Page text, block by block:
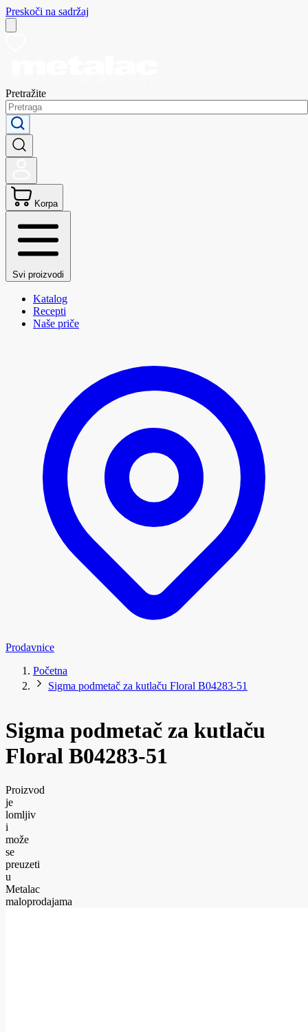
Preskoči na sadržaj
Pretražite
Korpa
Svi proizvodi
Katalog
Recepti
Naše priče
Prodavnice
Početna
Sigma podmetač za kutlaču Floral B04283-51
Sigma podmetač za kutlaču
Floral B04283-51
Proizvod
je
lomljiv
i
može
se
preuzeti
u
Metalac
maloprodajama